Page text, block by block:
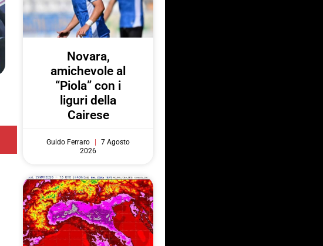
Novara,
amichevole al
“Piola” con i
liguri della
Cairese
Guido Ferraro
7 Agosto
2026